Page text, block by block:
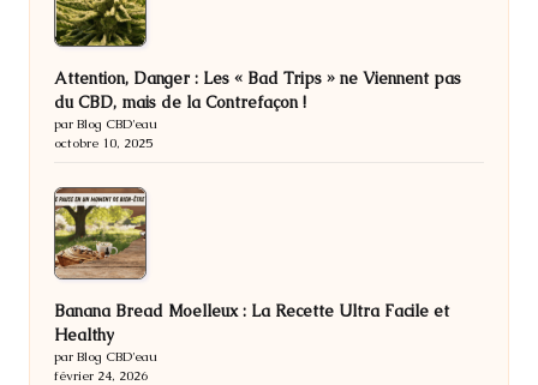
Attention, Danger : Les « Bad Trips » ne Viennent pas
du CBD, mais de la Contrefaçon !
par Blog CBD'eau
octobre 10, 2025
Banana Bread Moelleux : La Recette Ultra Facile et
Healthy
par Blog CBD'eau
février 24, 2026